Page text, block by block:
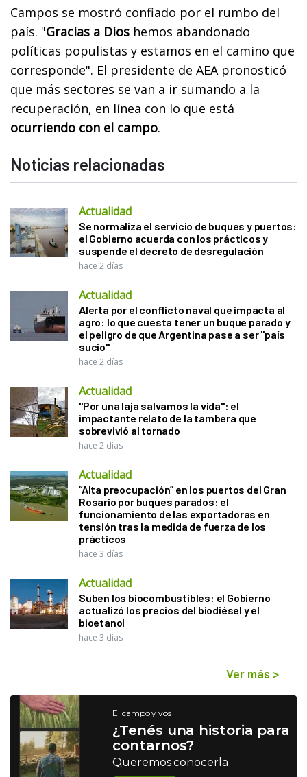
Campos se mostró confiado por el rumbo del
país. "Gracias a Dios hemos abandonado
políticas populistas y estamos en el camino que
corresponde". El presidente de AEA pronosticó
que más sectores se van a ir sumando a la
recuperación, en línea con lo que está
ocurriendo con el campo.
Noticias relacionadas
Actualidad
Se normaliza el servicio de buques y puertos:
el Gobierno acuerda con los prácticos y
suspende el decreto de desregulación
hace 2 días
Actualidad
Alerta por el conflicto naval que impacta al
agro: lo que cuesta tener un buque parado y
el peligro de que Argentina pase a ser "país
sucio"
hace 2 días
Actualidad
"Por una laja salvamos la vida": el
impactante relato de la tambera que
sobrevivió al tornado
hace 2 días
Actualidad
“Alta preocupación” en los puertos del Gran
Rosario por buques parados: el
funcionamiento de las exportadoras en
tensión tras la medida de fuerza de los
prácticos
hace 3 días
Actualidad
Suben los biocombustibles: el Gobierno
actualizó los precios del biodiésel y el
bioetanol
hace 3 días
Ver más >
El campo y vos
¿Tenés una historia para
contarnos?
Queremos conocerla